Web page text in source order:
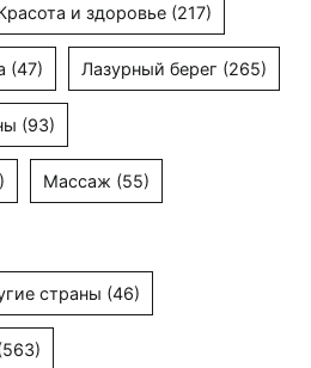
и здоровье (217)
(47) Лазурный берег (265)
(93)
Массаж (55)
страны (46)